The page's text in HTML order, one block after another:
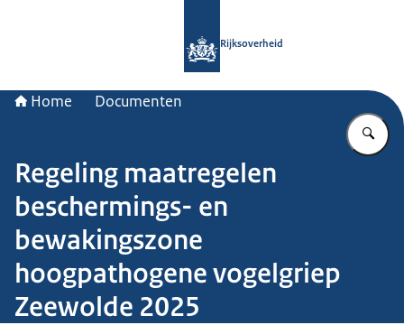
Rijksoverheid
Home Documenten
Regeling maatregelen
beschermings- en
bewakingszone
hoogpathogene vogelgriep
Zeewolde 2025